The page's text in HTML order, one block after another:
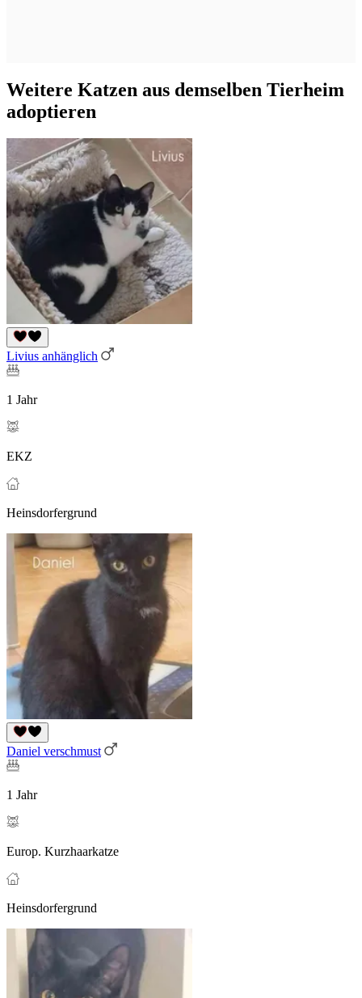
Weitere Katzen aus demselben Tierheim
adoptieren
Livius anhänglich
1 Jahr
EKZ
Heinsdorfergrund
Daniel verschmust
1 Jahr
Europ. Kurzhaarkatze
Heinsdorfergrund